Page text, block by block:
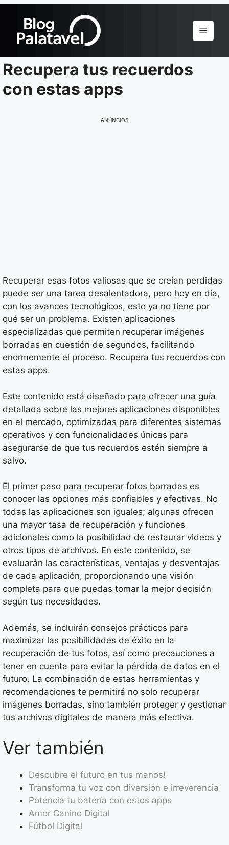
Menu
Recupera tus recuerdos
con estas apps
ANÚNCIOS
Recuperar esas fotos valiosas que se creían perdidas
puede ser una tarea desalentadora, pero hoy en día,
con los avances tecnológicos, esto ya no tiene por
qué ser un problema. Existen aplicaciones
especializadas que permiten recuperar imágenes
borradas en cuestión de segundos, facilitando
enormemente el proceso. Recupera tus recuerdos con
estas apps.
Este contenido está diseñado para ofrecer una guía
detallada sobre las mejores aplicaciones disponibles
en el mercado, optimizadas para diferentes sistemas
operativos y con funcionalidades únicas para
asegurarse de que tus recuerdos estén siempre a
salvo.
El primer paso para recuperar fotos borradas es
conocer las opciones más confiables y efectivas. No
todas las aplicaciones son iguales; algunas ofrecen
una mayor tasa de recuperación y funciones
adicionales como la posibilidad de restaurar videos y
otros tipos de archivos. En este contenido, se
evaluarán las características, ventajas y desventajas
de cada aplicación, proporcionando una visión
completa para que puedas tomar la mejor decisión
según tus necesidades.
Además, se incluirán consejos prácticos para
maximizar las posibilidades de éxito en la
recuperación de tus fotos, así como precauciones a
tener en cuenta para evitar la pérdida de datos en el
futuro. La combinación de estas herramientas y
recomendaciones te permitirá no solo recuperar
imágenes borradas, sino también proteger y gestionar
tus archivos digitales de manera más efectiva.
Ver también
Descubre el futuro en tus manos!
Transforma tu voz con diversión e irreverencia
Potencia tu batería con estos apps
Amor Canino Digital
Fútbol Digital